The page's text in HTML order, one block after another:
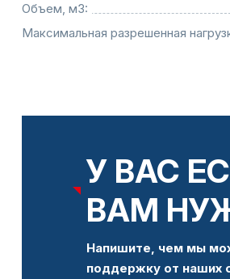
Объем, м3:
Максимальная разрешенная
У ВАС
ВАМ
Напишите, чем мы
поддержку от наших